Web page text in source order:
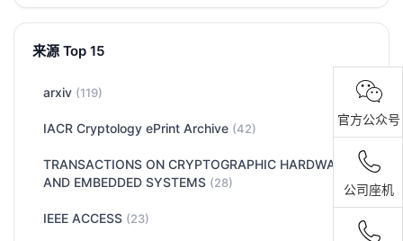
来源 Top 15
arxiv (119)
IACR Cryptology ePrint Archive (42)
TRANSACTIONS ON CRYPTOGRAPHIC HARDWARE
AND EMBEDDED SYSTEMS (28)
IEEE ACCESS (23)
官方公众号
公司座机